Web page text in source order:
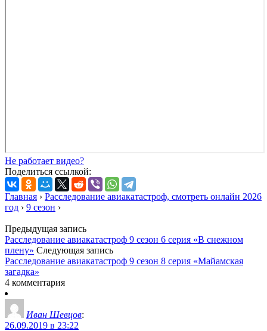
Не работает видео?
Поделиться ссылкой:
Главная › Расследование авиакатастроф, смотреть онлайн 2026
год › 9 сезон ›
Предыдущая запись
Расследование авиакатастроф 9 сезон 6 серия «В снежном
плену» Следующая запись
Расследование авиакатастроф 9 сезон 8 серия «Майамская
загадка»
4 комментария
Иван Шевцов:
26.09.2019 в 23:22